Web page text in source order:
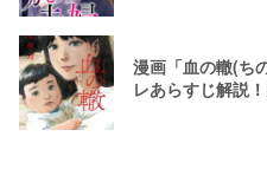
漫画「血の轍(ち
レあらすじ解説